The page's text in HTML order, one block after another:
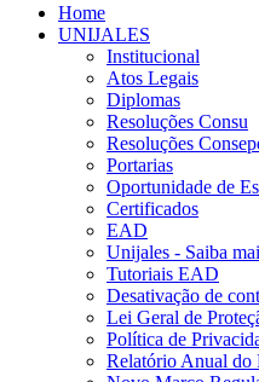
Home
UNIJALES
Institucional
Atos Legais
Diplomas
Resoluções Consu
Resoluções
Portarias
Oportunidade de
Certificados
EAD
Unijales - Saiba
Tutoriais EAD
Desativação de
Lei Geral de
Política de
Relatório Anual do